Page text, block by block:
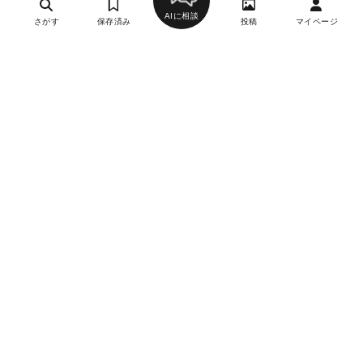
さがす 保存済み
AIに相談
投稿 マイページ